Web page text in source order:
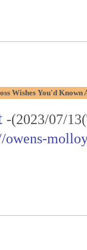
Wishes You'd Known
-(2023/07/
owens-